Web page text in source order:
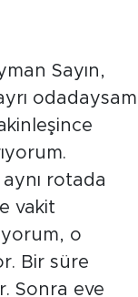
Sayın,
odadaysam
rotada
vakit
o
Bir süre
Sonra eve